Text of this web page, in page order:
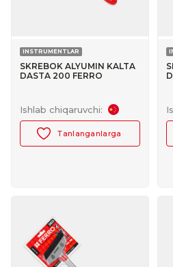
INSTRUMENTLAR
SKREBOK ALYUMIN KALTA
DASTA 200 FERRO
Ishlab chiqaruvchi:
Tanlanganlarga